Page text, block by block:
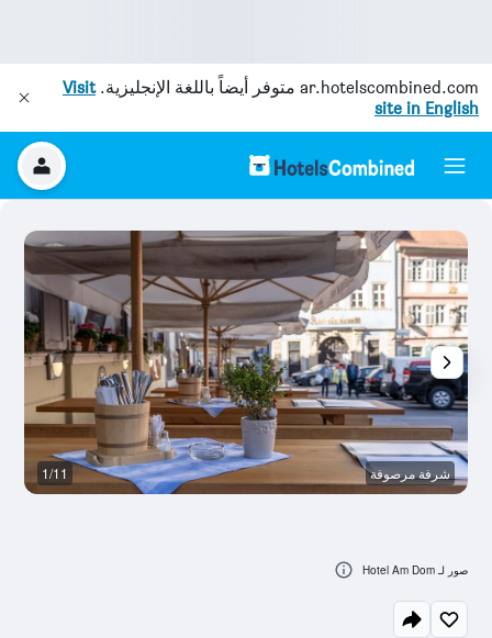
ar.hotelscombined.com متوفر أيضاً باللغة الإنجليزية.Visit
site in English
شرفة مرصوفة 1/11
صور لـ Hotel Am Dom